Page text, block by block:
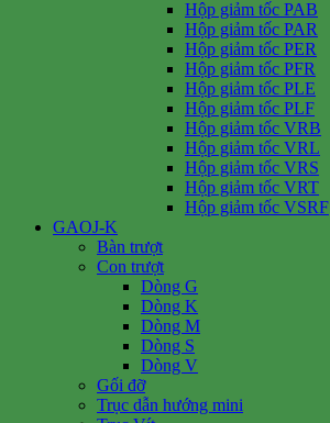
Hộp giảm tốc PAB
Hộp giảm tốc PAR
Hộp giảm tốc PER
Hộp giảm tốc PFR
Hộp giảm tốc PLE
Hộp giảm tốc PLF
Hộp giảm tốc VRB
Hộp giảm tốc VRL
Hộp giảm tốc VRS
Hộp giảm tốc VRT
Hộp giảm tốc VSRF
GAOJ-K
Bàn trượt
Con trượt
Dòng G
Dòng K
Dòng M
Dòng S
Dòng V
Gối đỡ
Trục dẫn hướng mini